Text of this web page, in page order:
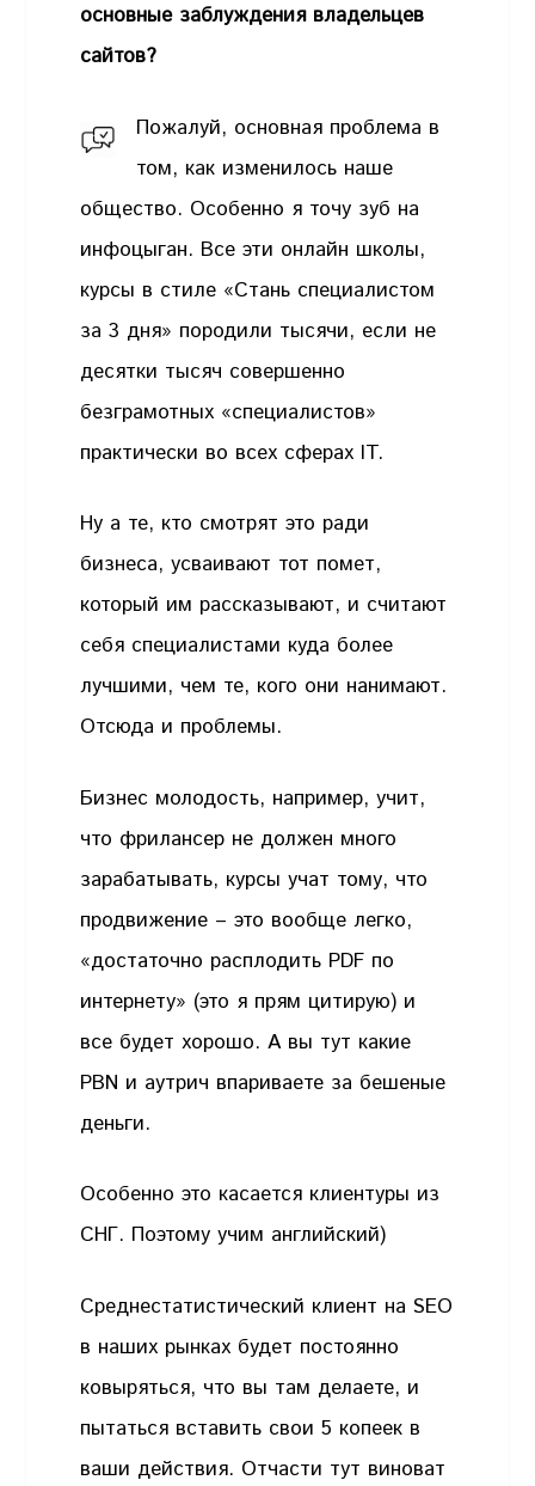
основные заблуждения владельцев
сайтов?
Пожалуй, основная проблема в
том, как изменилось наше
общество. Особенно я точу зуб на
инфоцыган. Все эти онлайн школы,
курсы в стиле «Стань специалистом
за 3 дня» породили тысячи, если не
десятки тысяч совершенно
безграмотных «специалистов»
практически во всех сферах IT.
Ну а те, кто смотрят это ради
бизнеса, усваивают тот помет,
который им рассказывают, и считают
себя специалистами куда более
лучшими, чем те, кого они нанимают.
Отсюда и проблемы.
Бизнес молодость, например, учит,
что фрилансер не должен много
зарабатывать, курсы учат тому, что
продвижение – это вообще легко,
«достаточно расплодить PDF по
интернету» (это я прям цитирую) и
все будет хорошо. А вы тут какие
PBN и аутрич впариваете за бешеные
деньги.
Особенно это касается клиентуры из
СНГ. Поэтому учим английский)
Среднестатистический клиент на SEO
в наших рынках будет постоянно
ковыряться, что вы там делаете, и
пытаться вставить свои 5 копеек в
ваши действия. Отчасти тут виноват